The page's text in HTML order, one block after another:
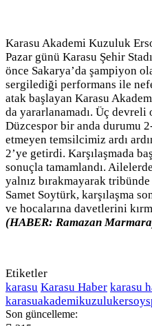
Karasu Akademi Kuzuluk
Pazar günü Karasu Şehir
önce Sakarya’da şampiyon
sergilediği performans ile
atak başlayan Karasu
da yararlanamadı. Üç devreli
Düzcespor bir anda durumu
etmeyen temsilcimiz ardı
2’ye getirdi. Karşılaşmada
sonuçla tamamlandı.
yalnız bırakmayarak
Samet Soytürk, karşılaşma
ve hocalarına davetlerini
(HABER: Ramazan
Etiketler
karasu Karasu Haber karasu
Son güncelleme: